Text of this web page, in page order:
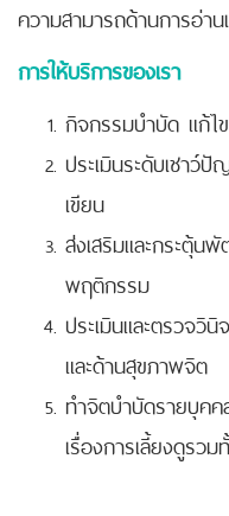
ความสามารถด้านการอ่าน
การให้บริการของเรา
กิจกรรมบำบัด แก้
ประเมินระดับเชา
เขียน
ส่งเสริมและกระตุ้
พฤติกรรม
ประเมินและตรวจ
และด้านสุขภาพจิต
ทำจิตบำบัดรายบุค
เรื่องการเลี้ยงดูร